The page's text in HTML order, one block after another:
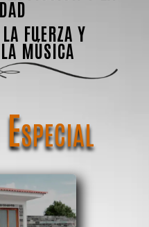
fuerza y
música